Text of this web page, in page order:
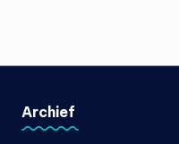
Archief